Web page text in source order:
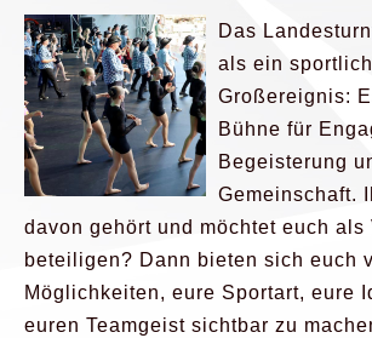
Das
als ein
Großereignis:
Bühne für
Begeisterung
Gemeinschaft.
davon gehört und möchtet euch als
beteiligen? Dann bieten sich euch
Möglichkeiten, eure Sportart, eure
euren Teamgeist sichtbar zu